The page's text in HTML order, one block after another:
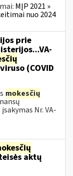
MĮP 2021 »
nuo 2024
prie
(COVID
mokesčių
Nr. VA-
aktų